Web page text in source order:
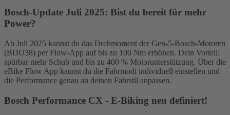
Bosch-Update Juli 2025: Bist du bereit für mehr
Power?
Ab Juli 2025 kannst du das Drehmoment der Gen-5-Bosch-Motoren
(BDU38) per Flow-App auf bis zu 100 Nm erhöhen. Dein Vorteil:
spürbar mehr Schub und bis zu 400 % Motorunterstützung. Über die
eBike Flow App kannst du die Fahrmodi individuell einstellen und
die Performance genau an deinen Fahrstil anpassen.
Bosch Performance CX - E-Biking neu definiert!